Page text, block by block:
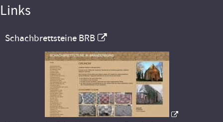
Links
Schachbrettsteine BRB